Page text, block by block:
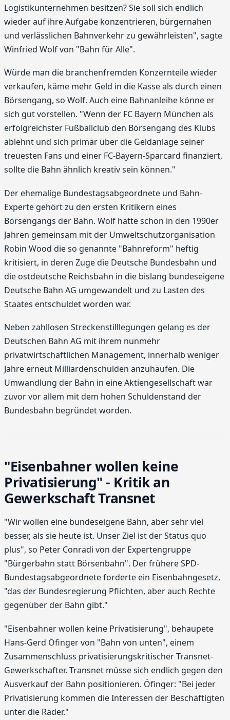
Logistikunternehmen besitzen? Sie soll sich endlich
wieder auf ihre Aufgabe konzentrieren, bürgernahen
und verlässlichen Bahnverkehr zu gewährleisten", sagte
Winfried Wolf von "Bahn für Alle".
Würde man die branchenfremden Konzernteile wieder
verkaufen, käme mehr Geld in die Kasse als durch einen
Börsengang, so Wolf. Auch eine Bahnanleihe könne er
sich gut vorstellen. "Wenn der FC Bayern München als
erfolgreichster Fußballclub den Börsengang des Klubs
ablehnt und sich primär über die Geldanlage seiner
treuesten Fans und einer FC-Bayern-Sparcard finanziert,
sollte die Bahn ähnlich kreativ sein können."
Der ehemalige Bundestagsabgeordnete und Bahn-
Experte gehört zu den ersten Kritikern eines
Börsengangs der Bahn. Wolf hatte schon in den 1990er
Jahren gemeinsam mit der Umweltschutzorganisation
Robin Wood die so genannte "Bahnreform" heftig
kritisiert, in deren Zuge die Deutsche Bundesbahn und
die ostdeutsche Reichsbahn in die bislang bundeseigene
Deutsche Bahn AG umgewandelt und zu Lasten des
Staates entschuldet worden war.
Neben zahllosen Streckenstilllegungen gelang es der
Deutschen Bahn AG mit ihrem nunmehr
privatwirtschaftlichen Management, innerhalb weniger
Jahre erneut Milliardenschulden anzuhäufen. Die
Umwandlung der Bahn in eine Aktiengesellschaft war
zuvor vor allem mit dem hohen Schuldenstand der
Bundesbahn begründet worden.
"Eisenbahner wollen keine
Privatisierung" - Kritik an
Gewerkschaft Transnet
"Wir wollen eine bundeseigene Bahn, aber sehr viel
besser, als sie heute ist. Unser Ziel ist der Status quo
plus", so Peter Conradi von der Expertengruppe
"Bürgerbahn statt Börsenbahn". Der frühere SPD-
Bundestagsabgeordnete forderte ein Eisenbahngesetz,
"das der Bundesregierung Pflichten, aber auch Rechte
gegenüber der Bahn gibt."
"Eisenbahner wollen keine Privatisierung", behaupete
Hans-Gerd Öfinger von "Bahn von unten", einem
Zusammenschluss privatisierungskritischer Transnet-
Gewerkschafter. Transnet müsse sich endlich gegen den
Ausverkauf der Bahn positionieren. Öfinger: "Bei jeder
Privatisierung kommen die Interessen der Beschäftigten
unter die Räder."